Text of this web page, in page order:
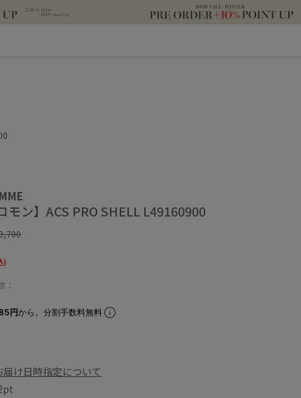
モン】ACS PRO SHELL L49160900
)
：
円から。分割手数料無料
け日時指定について